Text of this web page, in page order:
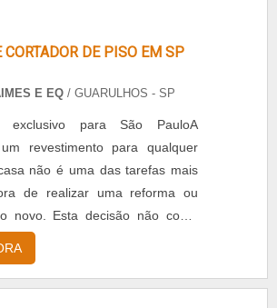
padrões alcançados por
de acesso. Tudo isso, unido ao
de projetos e altamente
sua essência de trazer o
os clientes..
CORTADOR DE PISO EM SP
E EQ / GUARULHOS - SP
exclusivo para São PauloA
revestimento para qualquer
não é uma das tarefas mais
de realizar uma reforma ou
novo. Esta decisão não conta
facilidade pelo simples motivo de
escolhido que irá ditar